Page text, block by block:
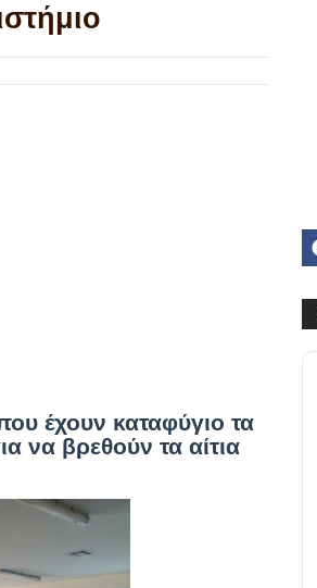
έχουν καταφύγιο τα
να βρεθούν τα αίτια